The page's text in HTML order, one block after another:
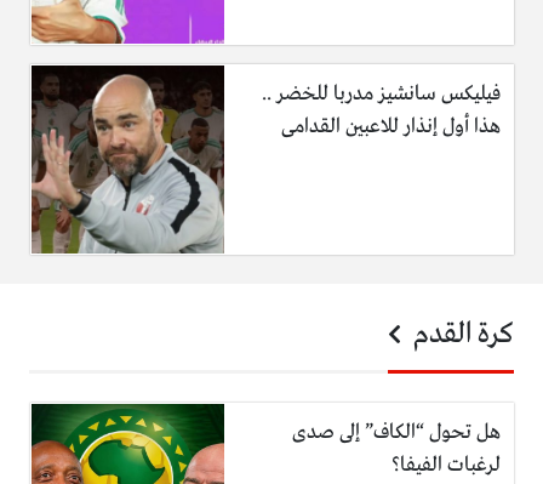
فيليكس سانشيز مدربا للخضر ..
هذا أول إنذار للاعبين القدامى
كرة القدم
هل تحول “الكاف” إلى صدى
لرغبات الفيفا؟